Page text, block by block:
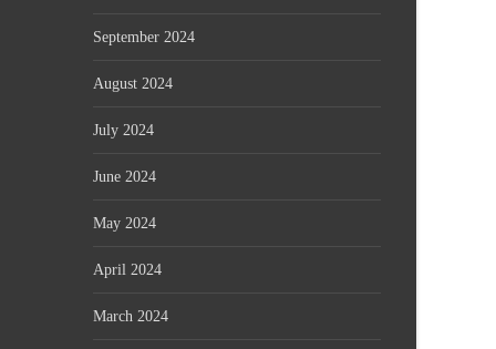
September 2024
August 2024
July 2024
June 2024
May 2024
April 2024
March 2024